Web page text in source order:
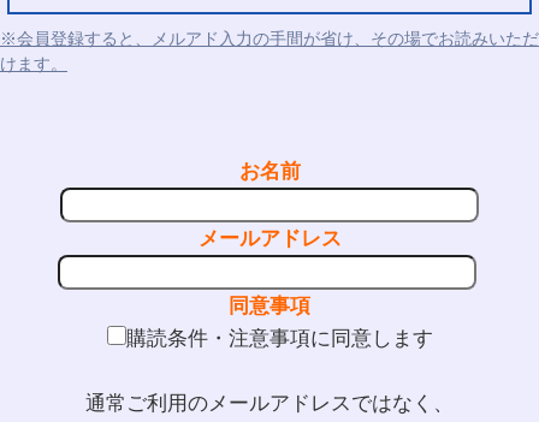
※会員登録すると、メルアド入力の手間が省け、その場でお読みいただ
けます。
お名前
メールアドレス
同意事項
購読条件・注意事項に同意します
通常ご利用のメールアドレスではなく、